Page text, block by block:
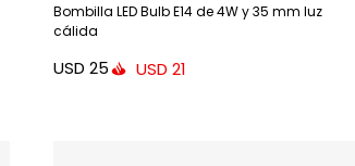
Bombilla LED Bulb E14 de 4W y 35 mm luz
cálida
USD 25 USD 21